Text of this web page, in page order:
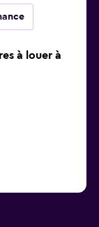
à louer à